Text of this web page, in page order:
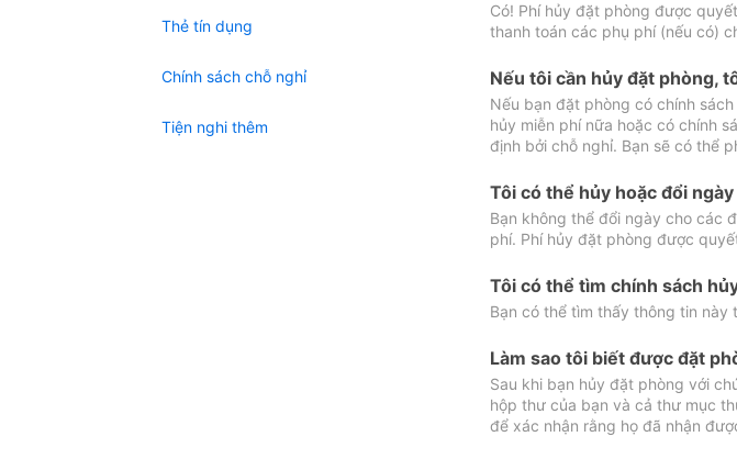
Thẻ tín dụng
Chính sách chỗ nghỉ
Tiện nghi thêm
Có! Phí hủy đặt phòng được
thanh toán các phụ phí (nếu có)
Nếu tôi cần hủy đặt phòng,
Nếu bạn đặt phòng có chính
hủy miễn phí nữa hoặc có chính
định bởi chỗ nghỉ. Bạn sẽ có thể
Tôi có thể hủy hoặc đổi
Bạn không thể đổi ngày cho các
phí. Phí hủy đặt phòng được
Tôi có thể tìm chính sách
Bạn có thể tìm thấy thông tin này
Làm sao tôi biết được đặt
Sau khi bạn hủy đặt phòng với
hộp thư của bạn và cả thư mục
để xác nhận rằng họ đã nhận